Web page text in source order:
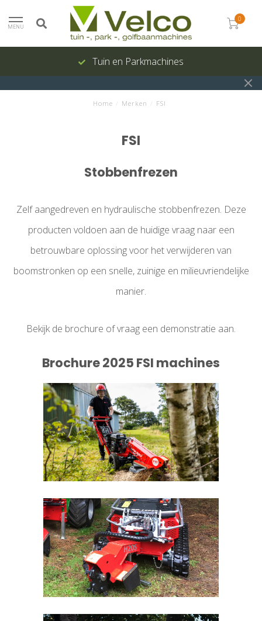
MENU
0
Tuin en Parkmachines
Home Merken FSI
FSI
Stobbenfrezen
Zelf aangedreven en hydraulische stobbenfrezen. Deze
producten voldoen aan de huidige vraag naar een
betrouwbare oplossing voor het verwijderen van
boomstronken op een snelle, zuinige en milieuvriendelijke
manier.
Bekijk de brochure of vraag een demonstratie aan.
Brochure 2025 FSI machines